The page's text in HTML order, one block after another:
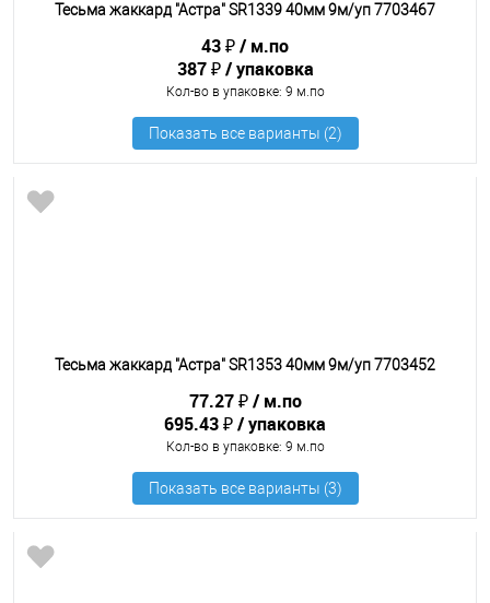
Тесьма жаккард "Астра" SR1339 40мм 9м/уп 7703467
43 ₽
м.по
387 ₽
упаковка
Кол-во в упаковке: 9 м.по
Тесьма жаккард "Астра" SR1353 40мм 9м/уп 7703452
77.27 ₽
м.по
695.43 ₽
упаковка
Кол-во в упаковке: 9 м.по